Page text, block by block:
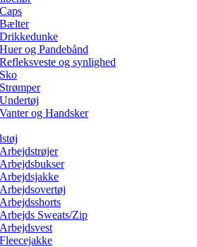
Caps
Bælter
Drikkedunke
Huer og Pandebånd
Refleksveste og synlighed
Sko
Strømper
Undertøj
Vanter og Handsker
Arbejdstrøjer
Arbejdsbukser
Arbejdsjakke
Arbejdsovertøj
Arbejdsshorts
Arbejds Sweats/Zip
Arbejdsvest
Fleecejakke